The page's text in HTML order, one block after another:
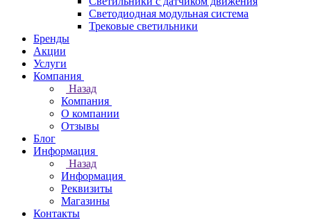
Светодиодная модульная система
Трековые светильники
Бренды
Акции
Услуги
Компания
Назад
Компания
О компании
Отзывы
Блог
Информация
Назад
Информация
Реквизиты
Магазины
Контакты